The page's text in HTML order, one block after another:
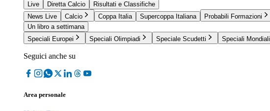
Live
Diretta Calcio
Risultati e Classifiche
News Live
Calcio Coppa Italia Supercoppa Italiana Probabili Formazioni
Un libro a settimana
Speciali Europei
Speciali Olimpiadi Speciale Scudetti Speciali Mondiali
Seguici anche su
Area personale